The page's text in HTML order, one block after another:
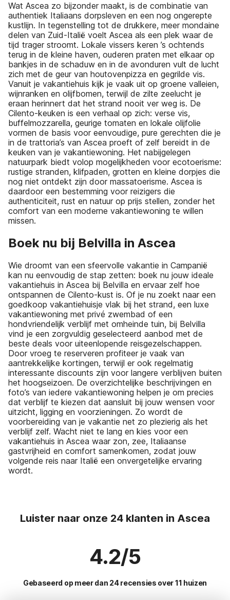
Wat Ascea zo bijzonder maakt, is de combinatie van
authentiek Italiaans dorpsleven en een nog ongerepte
kustlijn. In tegenstelling tot de drukkere, meer mondaine
delen van Zuid-Italië voelt Ascea als een plek waar de
tijd trager stroomt. Lokale vissers keren ’s ochtends
terug in de kleine haven, ouderen praten met elkaar op
bankjes in de schaduw en in de avonduren vult de lucht
zich met de geur van houtovenpizza en gegrilde vis.
Vanuit je vakantiehuis kijk je vaak uit op groene valleien,
wijnranken en olijfbomen, terwijl de zilte zeelucht je
eraan herinnert dat het strand nooit ver weg is. De
Cilento-keuken is een verhaal op zich: verse vis,
buffelmozzarella, geurige tomaten en lokale olijfolie
vormen de basis voor eenvoudige, pure gerechten die je
in de trattoria’s van Ascea proeft of zelf bereidt in de
keuken van je vakantiewoning. Het nabijgelegen
natuurpark biedt volop mogelijkheden voor ecotoerisme:
rustige stranden, klifpaden, grotten en kleine dorpjes die
nog niet ontdekt zijn door massatoerisme. Ascea is
daardoor een bestemming voor reizigers die
authenticiteit, rust en natuur op prijs stellen, zonder het
comfort van een moderne vakantiewoning te willen
missen.
Boek nu bij Belvilla in Ascea
Wie droomt van een sfeervolle vakantie in Campanië
kan nu eenvoudig de stap zetten: boek nu jouw ideale
vakantiehuis in Ascea bij Belvilla en ervaar zelf hoe
ontspannen de Cilento-kust is. Of je nu zoekt naar een
goedkoop vakantiehuisje vlak bij het strand, een luxe
vakantiewoning met privé zwembad of een
hondvriendelijk verblijf met omheinde tuin, bij Belvilla
vind je een zorgvuldig geselecteerd aanbod met de
beste deals voor uiteenlopende reisgezelschappen.
Door vroeg te reserveren profiteer je vaak van
aantrekkelijke kortingen, terwijl er ook regelmatig
interessante discounts zijn voor langere verblijven buiten
het hoogseizoen. De overzichtelijke beschrijvingen en
foto’s van iedere vakantiewoning helpen je om precies
dat verblijf te kiezen dat aansluit bij jouw wensen voor
uitzicht, ligging en voorzieningen. Zo wordt de
voorbereiding van je vakantie net zo plezierig als het
verblijf zelf. Wacht niet te lang en kies voor een
vakantiehuis in Ascea waar zon, zee, Italiaanse
gastvrijheid en comfort samenkomen, zodat jouw
volgende reis naar Italië een onvergetelijke ervaring
wordt.
Luister naar onze 24 klanten in Ascea
4.2/5
Gebaseerd op meer dan 24 recensies over 11 huizen